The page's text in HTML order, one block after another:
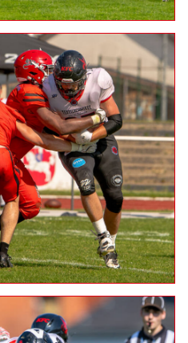
vs. Fulda Saints
2